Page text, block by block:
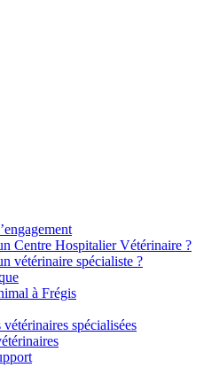
Centre Hospitalier Vétérinaire ?
vétérinaire spécialiste ?
à Frégis
spécialisées